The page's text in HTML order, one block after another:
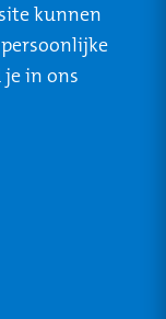
kunnen
in ons